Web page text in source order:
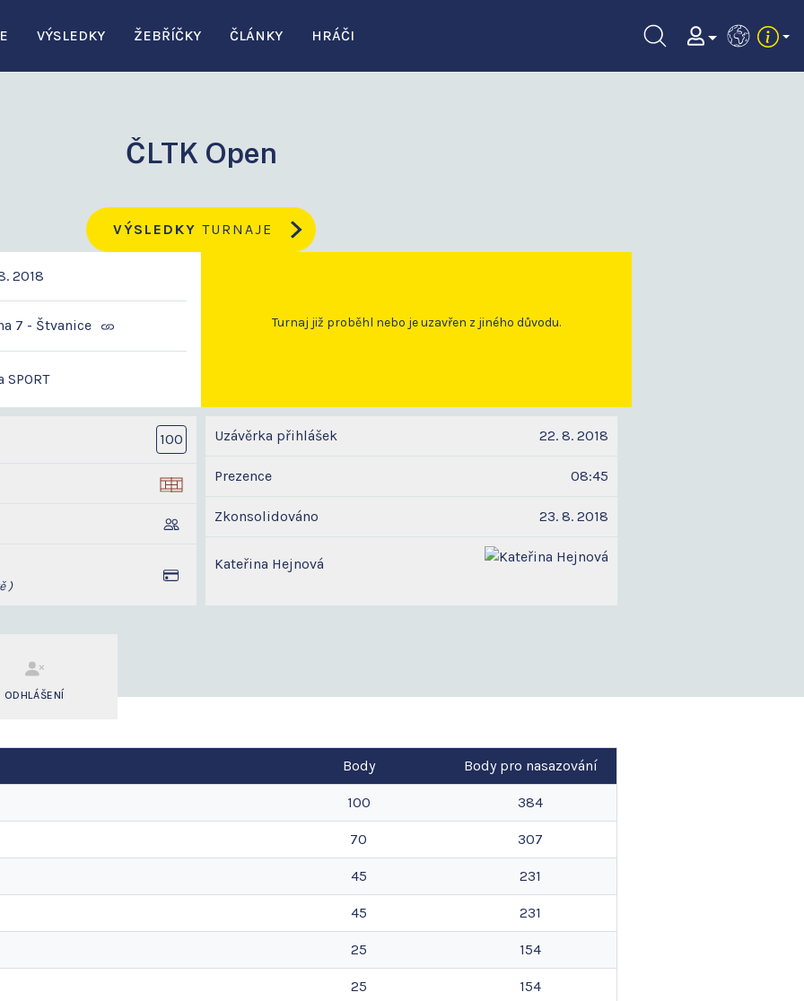
VÝSLEDKY ŽEBŘÍČKY ČLÁNKY HRÁČI
EN
ČLTK Open
VÝSLEDKY TURNAJE
2018
7 - Štvanice Turnaj již proběhl nebo je uzavřen z jiného důvodu.
100
)
Uzávěrka přihlášek 22. 8. 2018
Prezence 08:45
Zkonsolidováno 23. 8. 2018
Kateřina Hejnová
ODHLÁŠENÍ
Body Body pro nasazování
100 384
70 307
45 231
45 231
25 154
25 154